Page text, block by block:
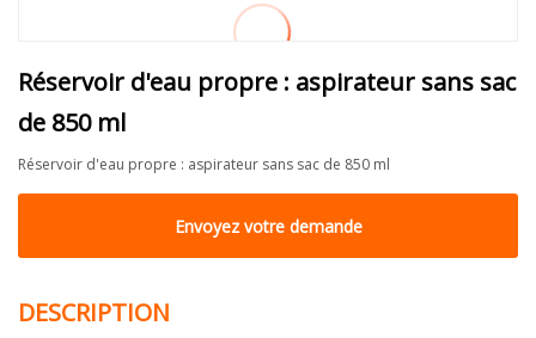
Réservoir d'eau propre : aspirateur sans sac
de 850 ml
Réservoir d'eau propre : aspirateur sans sac de 850 ml
Envoyez votre demande
DESCRIPTION